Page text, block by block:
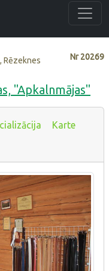
Nr20269
Rēzeknes
"Apkalnmājas"
Karte